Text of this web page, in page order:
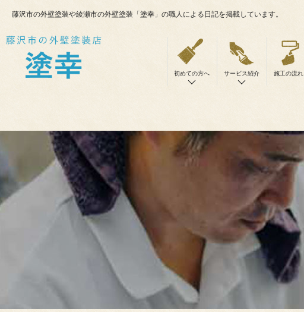
藤沢市の外壁塗装や綾瀬市の外壁塗装「塗幸」の職人による日記を掲載しています。
初めての方へ サービス紹介 施工の流れ